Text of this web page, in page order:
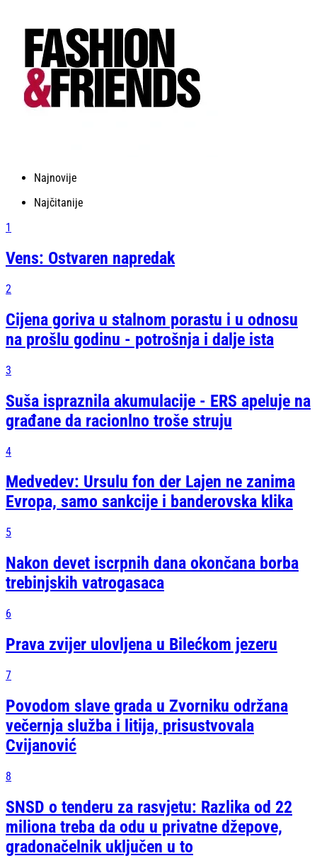
Najnovije
Najčitanije
1
Vens: Ostvaren napredak
2
Cijena goriva u stalnom porastu i u odnosu
na prošlu godinu - potrošnja i dalje ista
3
Suša ispraznila akumulacije - ERS apeluje na
građane da racionlno troše struju
4
Medvedev: Ursulu fon der Lajen ne zanima
Evropa, samo sankcije i banderovska klika
5
Nakon devet iscrpnih dana okončana borba
trebinjskih vatrogasaca
6
Prava zvijer ulovljena u Bilećkom jezeru
7
Povodom slave grada u Zvorniku održana
večernja služba i litija, prisustvovala
Cvijanović
8
SNSD o tenderu za rasvjetu: Razlika od 22
miliona treba da odu u privatne džepove,
gradonačelnik uključen u to